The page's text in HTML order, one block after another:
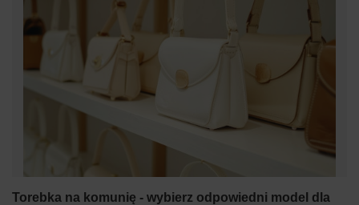
Torebka na komunię - wybierz odpowiedni model dla